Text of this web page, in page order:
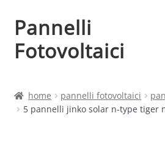
Vai
alla
navigazione
Vai
al
contenuto
Pannelli
Fotovoltaici
Cart
home pannelli fotovoltaici
5 pannelli jinko solar n-type tiger